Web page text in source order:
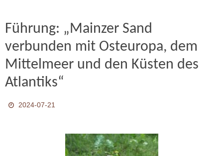
Führung: „Mainzer Sand
verbunden mit Osteuropa, dem
Mittelmeer und den Küsten des
Atlantiks“
2024-07-21